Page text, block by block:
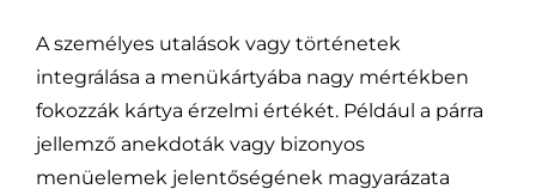
A személyes utalások vagy történetek
integrálása a menükártyába nagy mértékben
fokozzák kártya érzelmi értékét. Például a párra
jellemző anekdoták vagy bizonyos
menüelemek jelentőségének magyarázata